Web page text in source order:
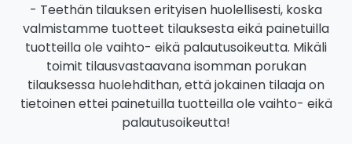
- Teethän tilauksen erityisen huolellisesti, koska
valmistamme tuotteet tilauksesta eikä painetuilla
tuotteilla ole vaihto- eikä palautusoikeutta. Mikäli
toimit tilausvastaavana isomman porukan
tilauksessa huolehdithan, että jokainen tilaaja on
tietoinen ettei painetuilla tuotteilla ole vaihto- eikä
palautusoikeutta!